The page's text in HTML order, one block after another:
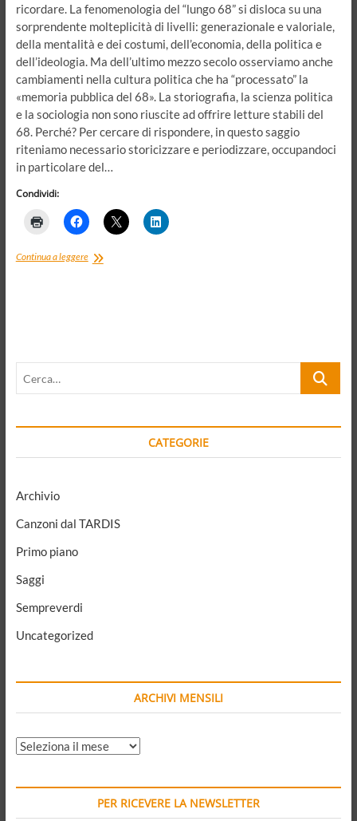
ricordare. La fenomenologia del “lungo 68” si disloca su una
sorprendente molteplicità di livelli: generazionale e valoriale,
della mentalità e dei costumi, dell’economia, della politica e
dell’ideologia. Ma dell’ultimo mezzo secolo osserviamo anche
cambiamenti nella cultura politica che ha “processato” la
«memoria pubblica del 68». La storiografia, la scienza politica
e la sociologia non sono riuscite ad offrire letture stabili del
68. Perché? Per cercare di rispondere, in questo saggio
riteniamo necessario storicizzare e periodizzare, occupandoci
in particolare del…
Condividi:
Continua a leggereFrammenti
di
e
Cerca…
CATEGORIE
Archivio
Canzoni dal TARDIS
Primo piano
Saggi
Sempreverdi
Uncategorized
ARCHIVI MENSILI
ARCHIVI
PER RICEVERE LA NEWSLETTER